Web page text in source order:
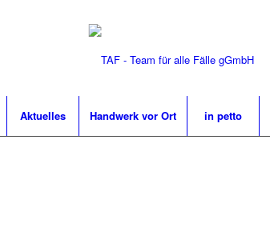
Aktuelles Handwerk vor Ort in petto